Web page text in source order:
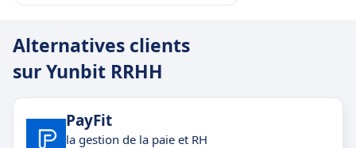
Alternatives clients
sur Yunbit RRHH
PayFit
la gestion de la paie et RH